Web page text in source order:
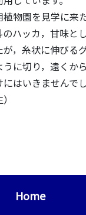
物園を見学に
ハッカ，甘味と
，糸状に伸びる
に切り，遠く
はいきませんで
Home